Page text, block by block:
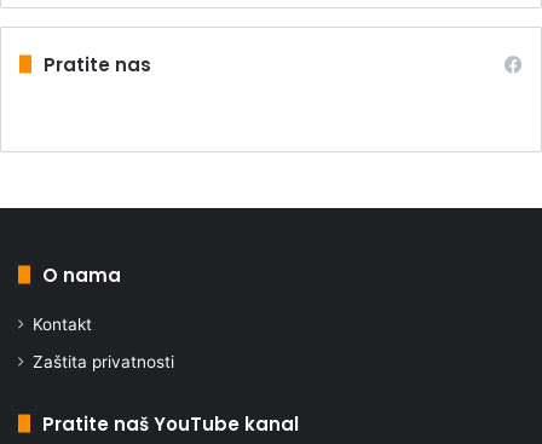
Pratite nas
O nama
Kontakt
Zaštita privatnosti
Pratite naš YouTube kanal